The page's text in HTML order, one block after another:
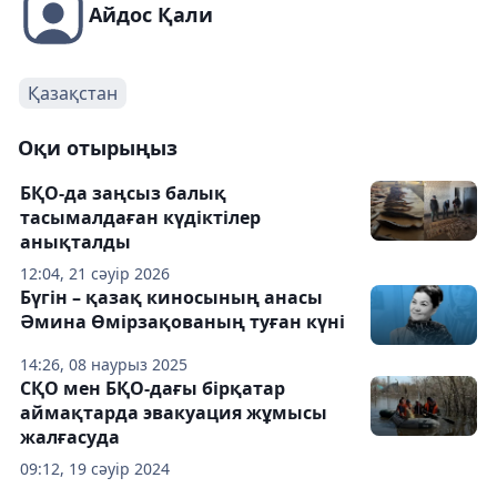
Айдос Қали
Қазақстан
Оқи отырыңыз
12:04, 21 сәуір 2026
БҚО-да заңсыз балық
тасымалдаған күдіктілер
анықталды
14:26, 08 наурыз 2025
Бүгін – қазақ киносының анасы
Әмина Өмірзақованың туған күні
09:12, 19 сәуір 2024
СҚО мен БҚО-дағы бірқатар
аймақтарда эвакуация жұмысы
жалғасуда